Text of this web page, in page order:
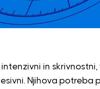
intenzivni in
Njihova potreba